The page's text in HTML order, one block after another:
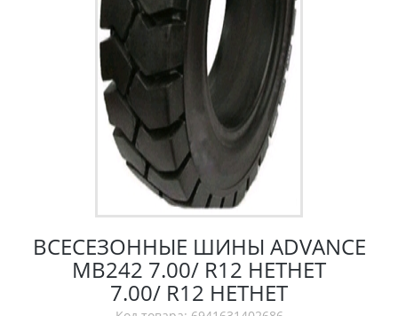
ВСЕСЕЗОННЫЕ ШИНЫ ADVANCE
MB242 7.00/ R12 НЕТНЕТ
7.00/ R12 НЕТНЕТ